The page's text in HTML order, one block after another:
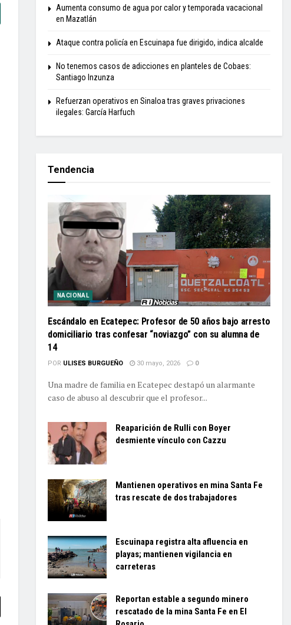
Aumenta consumo de agua por calor y temporada vacacional
en Mazatlán
Ataque contra policía en Escuinapa fue dirigido, indica alcalde
No tenemos casos de adicciones en planteles de Cobaes:
Santiago Inzunza
Refuerzan operativos en Sinaloa tras graves privaciones
ilegales: García Harfuch
Tendencia
NACIONAL
Escándalo en Ecatepec: Profesor de 50 años bajo arresto
domiciliario tras confesar “noviazgo” con su alumna de
14
POR ULISES BURGUEÑO 30 mayo, 2026 0
Una madre de familia en Ecatepec destapó un alarmante
caso de abuso al descubrir que el profesor...
Reaparición de Rulli con Boyer
desmiente vínculo con Cazzu
Mantienen operativos en mina Santa Fe
tras rescate de dos trabajadores
Escuinapa registra alta afluencia en
playas; mantienen vigilancia en
carreteras
Reportan estable a segundo minero
rescatado de la mina Santa Fe en El